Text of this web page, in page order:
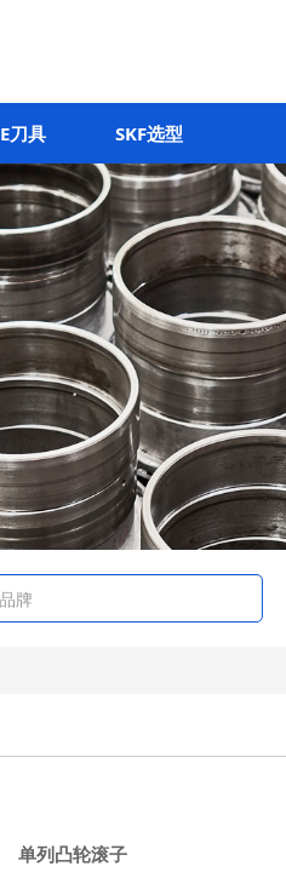
刀具 SKF选型
单列凸轮滚子